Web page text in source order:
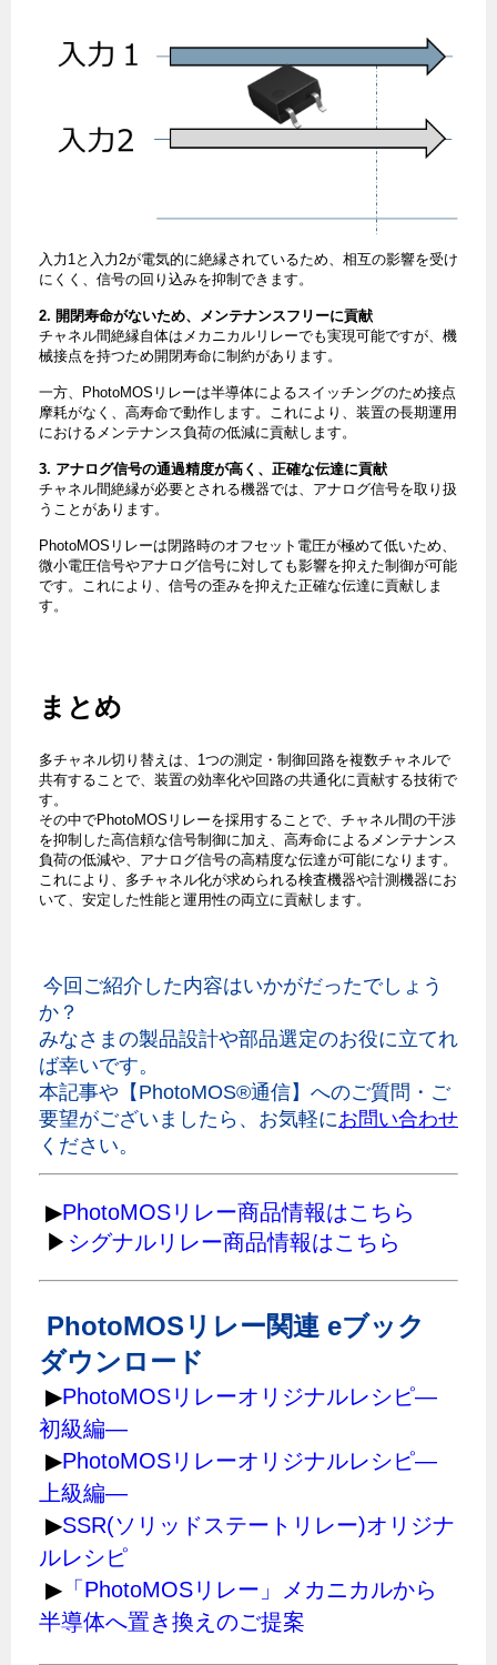
入力1と入力2が電気的に絶縁されているため、相互の影響を受け
にくく、信号の回り込みを抑制できます。
2. 開閉寿命がないため、メンテナンスフリーに貢献
チャネル間絶縁自体はメカニカルリレーでも実現可能ですが、機
械接点を持つため開閉寿命に制約があります。
一方、PhotoMOSリレーは半導体によるスイッチングのため接点
摩耗がなく、高寿命で動作します。これにより、装置の長期運用
におけるメンテナンス負荷の低減に貢献します。
3. アナログ信号の通過精度が高く、正確な伝達に貢献
チャネル間絶縁が必要とされる機器では、アナログ信号を取り扱
うことがあります。
PhotoMOSリレーは閉路時のオフセット電圧が極めて低いため、
微小電圧信号やアナログ信号に対しても影響を抑えた制御が可能
です。これにより、信号の歪みを抑えた正確な伝達に貢献しま
す。
まとめ
多チャネル切り替えは、1つの測定・制御回路を複数チャネルで
共有することで、装置の効率化や回路の共通化に貢献する技術で
す。
その中でPhotoMOSリレーを採用することで、チャネル間の干渉
を抑制した高信頼な信号制御に加え、高寿命によるメンテナンス
負荷の低減や、アナログ信号の高精度な伝達が可能になります。
これにより、多チャネル化が求められる検査機器や計測機器にお
いて、安定した性能と運用性の両立に貢献します。
今回ご紹介した内容はいかがだったでしょう
か？
みなさまの製品設計や部品選定のお役に立てれ
ば幸いです。
本記事や【PhotoMOS®通信】へのご質問・ご
要望がございましたら、お気軽にお問い合わせ
ください。
▶PhotoMOSリレー商品情報はこちら
▶ シグナルリレー商品情報はこちら
PhotoMOSリレー関連 eブック
ダウンロード
▶PhotoMOSリレーオリジナルレシピ―
初級編―
▶PhotoMOSリレーオリジナルレシピ―
上級編―
▶SSR(ソリッドステートリレー)オリジナ
ルレシピ
▶ 「PhotoMOSリレー」メカニカルから
半導体へ置き換えのご提案